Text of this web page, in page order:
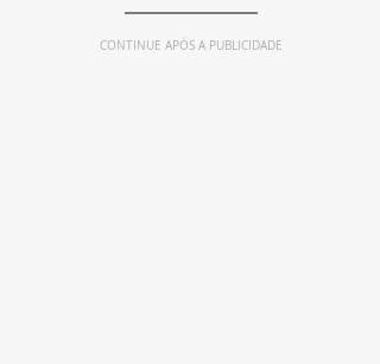
CONTINUE APÓS A PUBLICIDADE